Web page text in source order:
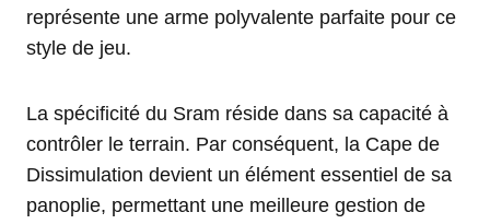
représente une arme polyvalente parfaite pour ce
style de jeu.
La spécificité du Sram réside dans sa capacité à
contrôler le terrain. Par conséquent, la Cape de
Dissimulation devient un élément essentiel de sa
panoplie, permettant une meilleure gestion de